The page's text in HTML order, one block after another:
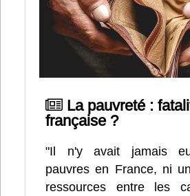
La pauvreté :
française ?
"Il n'y avait jamais
pauvres en France, ni
ressources entre les